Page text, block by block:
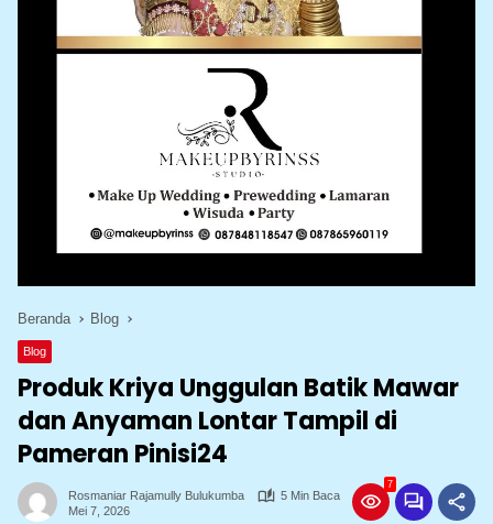
Beranda Blog
Blog
Produk Kriya Unggulan Batik Mawar
dan Anyaman Lontar Tampil di
Pameran Pinisi24
Rosmaniar Rajamully Bulukumba
5 Min Baca
Mei 7, 2026
7